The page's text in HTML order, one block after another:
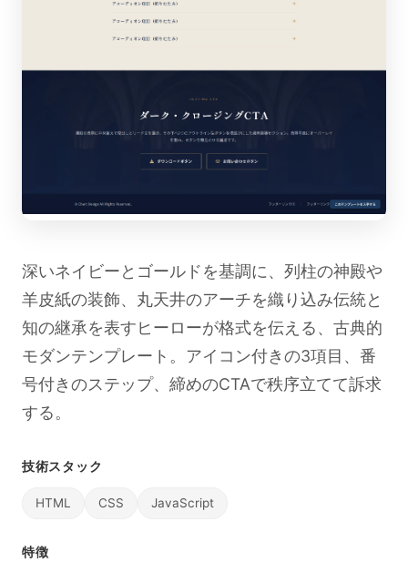
深いネイビーとゴールドを基調に、列柱の神殿や
羊皮紙の装飾、丸天井のアーチを織り込み伝統と
知の継承を表すヒーローが格式を伝える、古典的
モダンテンプレート。アイコン付きの3項目、番
号付きのステップ、締めのCTAで秩序立てて訴求
する。
技術スタック
HTML CSS JavaScript
特徴